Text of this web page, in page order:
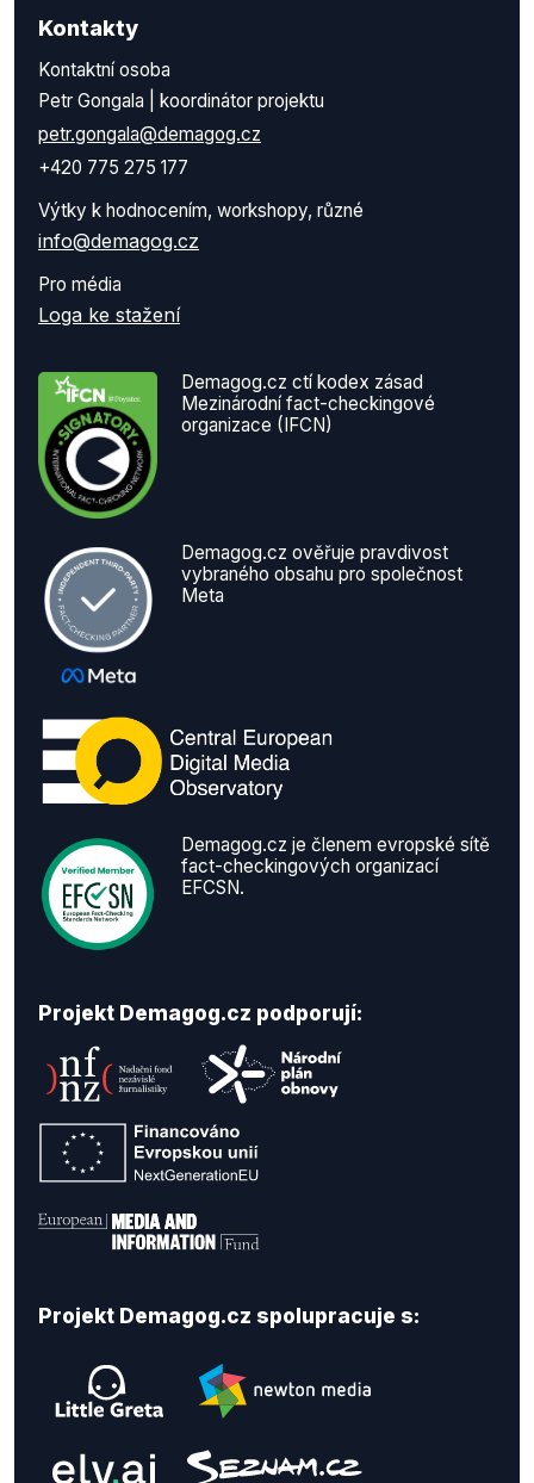
Kontakty
Kontaktní osoba
Petr Gongala | koordinátor projektu
petr.gongala@demagog.cz
+420 775 275 177
Výtky k hodnocením, workshopy, různé
info@demagog.cz
Pro média
Loga ke stažení
Demagog.cz ctí kodex zásad
Mezinárodní fact-checkingové
organizace (IFCN)
Demagog.cz ověřuje pravdivost
vybraného obsahu pro společnost
Meta
Demagog.cz je členem evropské sítě
fact-checkingových organizací
EFCSN.
Projekt Demagog.cz podporují:
Projekt Demagog.cz spolupracuje s: